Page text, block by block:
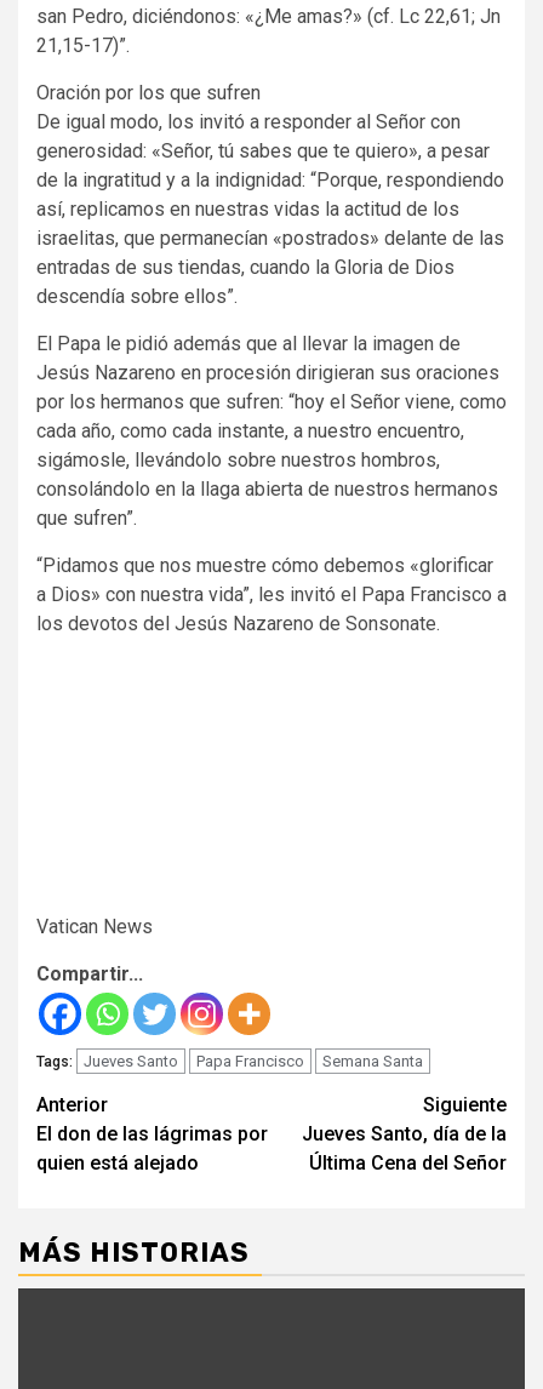
san Pedro, diciéndonos: «¿Me amas?» (cf. Lc 22,61; Jn
21,15-17)”.
Oración por los que sufren
De igual modo, los invitó a responder al Señor con
generosidad: «Señor, tú sabes que te quiero», a pesar
de la ingratitud y a la indignidad: “Porque, respondiendo
así, replicamos en nuestras vidas la actitud de los
israelitas, que permanecían «postrados» delante de las
entradas de sus tiendas, cuando la Gloria de Dios
descendía sobre ellos”.
El Papa le pidió además que al llevar la imagen de
Jesús Nazareno en procesión dirigieran sus oraciones
por los hermanos que sufren: “hoy el Señor viene, como
cada año, como cada instante, a nuestro encuentro,
sigámosle, llevándolo sobre nuestros hombros,
consolándolo en la llaga abierta de nuestros hermanos
que sufren”.
“Pidamos que nos muestre cómo debemos «glorificar
a Dios» con nuestra vida”, les invitó el Papa Francisco a
los devotos del Jesús Nazareno de Sonsonate.
Vatican News
Compartir...
Tags: Jueves Santo Papa Francisco Semana Santa
Seguir
leyendo
Anterior
El don de las lágrimas por
quien está alejado
Siguiente
Jueves Santo, día de la
Última Cena del Señor
MÁS HISTORIAS